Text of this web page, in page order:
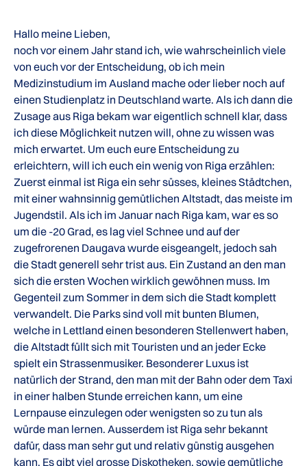
Hallo meine Lieben,
noch vor einem Jahr stand ich, wie wahrscheinlich viele
von euch vor der Entscheidung, ob ich mein
Medizinstudium im Ausland mache oder lieber noch auf
einen Studienplatz in Deutschland warte. Als ich dann die
Zusage aus Riga bekam war eigentlich schnell klar, dass
ich diese Möglichkeit nutzen will, ohne zu wissen was
mich erwartet. Um euch eure Entscheidung zu
erleichtern, will ich euch ein wenig von Riga erzählen:
Zuerst einmal ist Riga ein sehr süsses, kleines Städtchen,
mit einer wahnsinnig gemütlichen Altstadt, das meiste im
Jugendstil. Als ich im Januar nach Riga kam, war es so
um die -20 Grad, es lag viel Schnee und auf der
zugefrorenen Daugava wurde eisgeangelt, jedoch sah
die Stadt generell sehr trist aus. Ein Zustand an den man
sich die ersten Wochen wirklich gewöhnen muss. Im
Gegenteil zum Sommer in dem sich die Stadt komplett
verwandelt. Die Parks sind voll mit bunten Blumen,
welche in Lettland einen besonderen Stellenwert haben,
die Altstadt füllt sich mit Touristen und an jeder Ecke
spielt ein Strassenmusiker. Besonderer Luxus ist
natürlich der Strand, den man mit der Bahn oder dem Taxi
in einer halben Stunde erreichen kann, um eine
Lernpause einzulegen oder wenigsten so zu tun als
würde man lernen. Ausserdem ist Riga sehr bekannt
dafür, dass man sehr gut und relativ günstig ausgehen
kann. Es gibt viel grosse Diskotheken, sowie gemütliche